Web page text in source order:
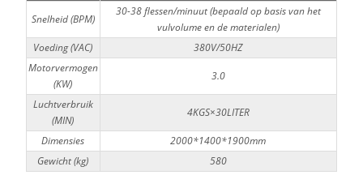
Snelheid (BPM)
30-38 flessen/minuut (bepaald op basis van het
vulvolume en de materialen)
Voeding (VAC)
380V/50HZ
Motorvermogen
(KW)
3.0
Luchtverbruik
(MIN)
4KGS×30LITER
Dimensies
2000*1400*1900mm
Gewicht (kg)
580